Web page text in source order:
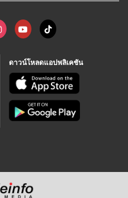
ดาวน์โหลดแอปพลิเคชัน